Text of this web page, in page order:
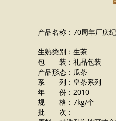
产品名称：70周年厂庆
生熟类别：生茶
包 装：礼品包装
产品形态：瓜茶
系 列：皇茶系列
年 份：2010
规 格：7kg/个
批 次：